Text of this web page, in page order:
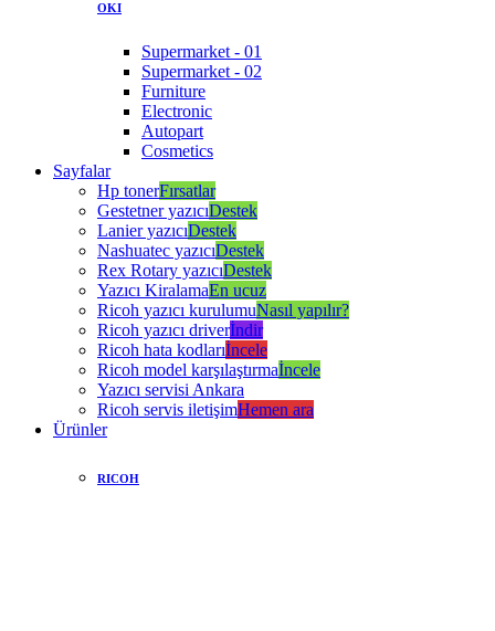
OKI
Supermarket - 01
Supermarket - 02
Furniture
Electronic
Autopart
Cosmetics
Sayfalar
Hp tonerFırsatlar
Gestetner yazıcıDestek
Lanier yazıcıDestek
Nashuatec yazıcıDestek
Rex Rotary yazıcıDestek
Yazıcı KiralamaEn ucuz
Ricoh yazıcı kurulumuNasıl yapılır?
Ricoh yazıcı driverİndir
Ricoh hata kodlarıİncele
Ricoh model karşılaştırmaİncele
Yazıcı servisi Ankara
Ricoh servis iletişimHemen ara
Ürünler
RICOH